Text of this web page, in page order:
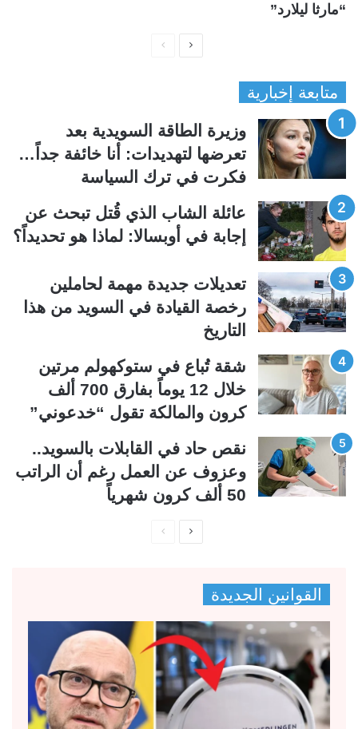
“مارثا ليلارد”
ح
ة
ا
ق
ة
ح
ة
ا
ت
ا
ي
ة
متابعة إخبارية
وزيرة الطاقة السويدية بعد
تعرضها لتهديدات: أنا خائفة جداً…
فكرت في ترك السياسة
عائلة الشاب الذي قُتل تبحث عن
إجابة في أوبسالا: لماذا هو تحديداً؟
تعديلات جديدة مهمة لحاملين
رخصة القيادة في السويد من هذا
التاريخ
شقة تُباع في ستوكهولم مرتين
خلال 12 يوماً بفارق 700 ألف
كرون والمالكة تقول “خدعوني”
نقص حاد في القابلات بالسويد..
وعزوف عن العمل رغم أن الراتب
50 ألف كرون شهرياً
ح
ة
ا
ل
س
ح
ة
ا
ل
ت
القوانين الجديدة